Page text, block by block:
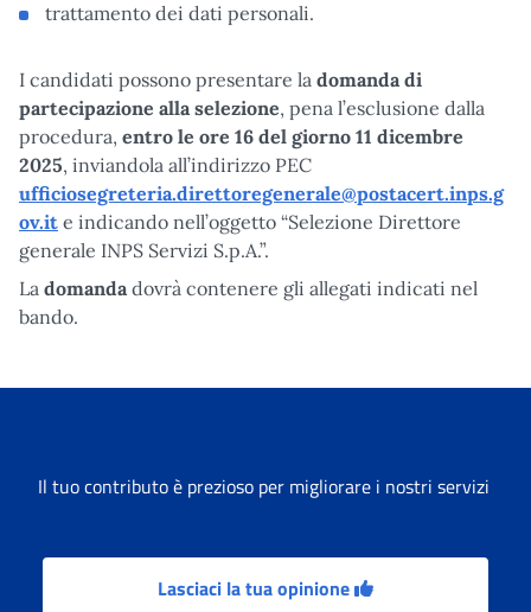
trattamento dei dati personali.
I candidati possono presentare la domanda di
partecipazione alla selezione, pena l’esclusione dalla
procedura, entro le ore 16 del giorno 11 dicembre
2025, inviandola all’indirizzo PEC
ufficiosegreteria.direttoregenerale@postacert.inps.g
ov.it e indicando nell’oggetto “Selezione Direttore
generale INPS Servizi S.p.A.”.
La domanda dovrà contenere gli allegati indicati nel
bando.
Il tuo contributo è prezioso per migliorare i nostri servizi
Lasciaci la tua opinione